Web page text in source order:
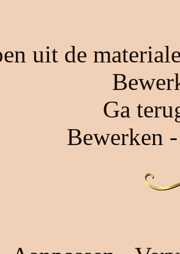
uit de
Ga
Bewerken